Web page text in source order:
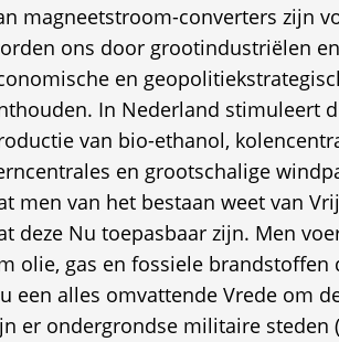
magneetstroom-converters zijn
ons door grootindustriëlen
en
In Nederland stimuleert
van bio-ethanol,
en grootschalige
men van het bestaan weet van
deze Nu toepasbaar zijn. Men
olie, gas en fossiele brandstoffen
een alles omvattende Vrede om
er ondergrondse militaire steden